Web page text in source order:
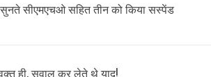
सीएमएचओ सहित तीन को किया सस्पेंड
ही, सवाल कर लेते थे याद!